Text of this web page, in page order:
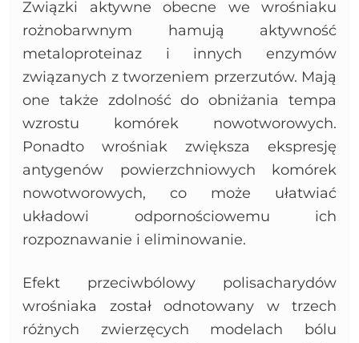
Związki aktywne obecne we wrośniaku
rożnobarwnym hamują aktywność
metaloproteinaz i innych enzymów
związanych z tworzeniem przerzutów. Mają
one także zdolność do obniżania tempa
wzrostu komórek nowotworowych.
Ponadto wrośniak zwiększa ekspresję
antygenów powierzchniowych komórek
nowotworowych, co może ułatwiać
układowi odpornościowemu ich
rozpoznawanie i eliminowanie.
Efekt przeciwbólowy polisacharydów
wrośniaka został odnotowany w trzech
różnych zwierzęcych modelach bólu